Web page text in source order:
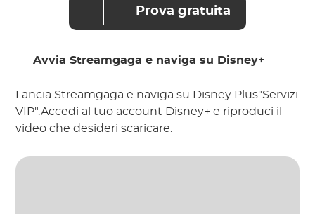
Prova gratuita
Avvia Streamgaga e naviga su Disney+
Lancia Streamgaga e naviga su Disney Plus"Servizi
VIP".Accedi al tuo account Disney+ e riproduci il
video che desideri scaricare.